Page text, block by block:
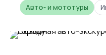
Авто- и мототуры